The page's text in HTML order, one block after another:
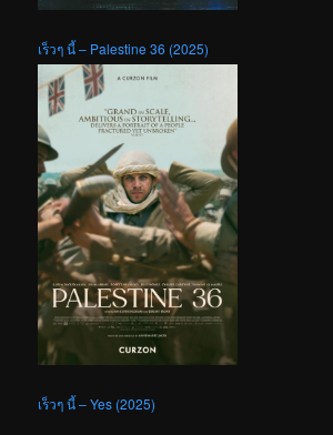
เร็วๆ นี้ – Palestine 36 (2025)
เร็วๆ นี้ – Yes (2025)